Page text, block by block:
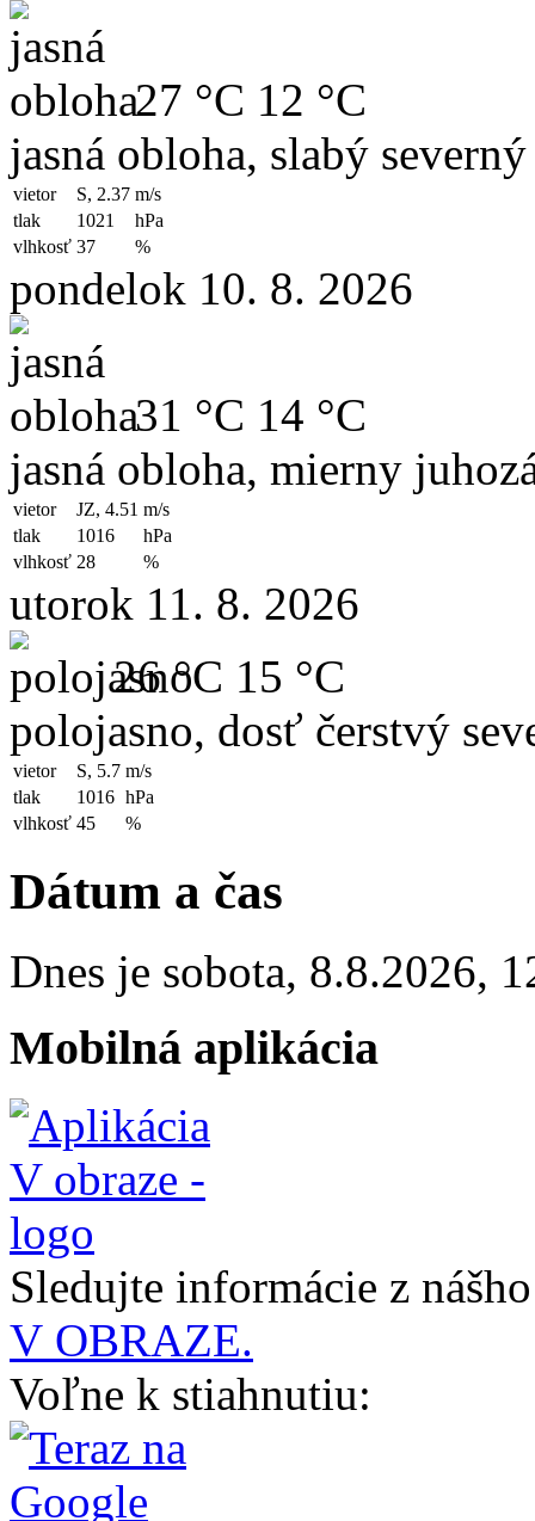
27 °C 12 °C
jasná obloha, slabý
vietor S, 2.37 m/s
tlak
1021
hPa
vlhkosť 37 %
pondelok 10. 8. 2026
31 °C 14 °C
jasná obloha, mierny
vietor JZ, 4.51 m/s
tlak
1016
hPa
vlhkosť 28 %
utorok 11. 8. 2026
26 °C 15 °C
polojasno, dosť čerstvý
vietor S, 5.7 m/s
tlak
1016 hPa
vlhkosť 45 %
Dátum a čas
Dnes je sobota, 8.8.2026,
Mobilná aplikácia
Sledujte informácie z
V OBRAZE.
Voľne k stiahnutiu: